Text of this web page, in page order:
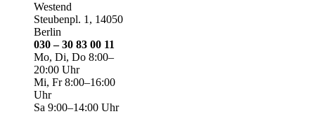
Westend
Steubenpl. 1, 14050
Berlin
030 – 30 83 00 11
Mo, Di, Do 8:00–
20:00 Uhr
Mi, Fr 8:00–16:00
Uhr
Sa 9:00–14:00 Uhr